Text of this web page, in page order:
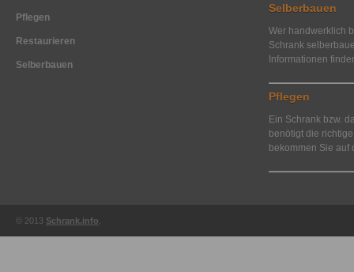
Pflegen
Restaurieren
Selberbauen
Selberbauen
Wer handwerklich
Schrank
Informationen
Pflegen
Ein Schrank bzw.
benötigt die
bekommen Sie auf
© 2013 Schrank.info